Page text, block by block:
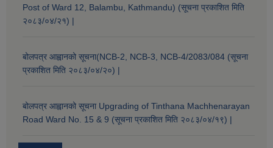
Post of Ward 12, Balambu, Kathmandu) (सूचना प्रकाशित मिति
२०८३/०४/२१) |
बोलपत्र आह्वानको सूचना(NCB-2, NCB-3, NCB-4/2083/084 (सूचना
प्रकाशित मिति २०८३/०४/२०) |
बोलपत्र आह्वानको सूचना Upgrading of Tinthana Machhenarayan
Road Ward No. 15 & 9 (सूचना प्रकाशित मिति २०८३/०४/१९) |